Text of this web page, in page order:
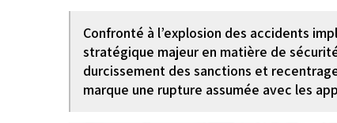
Confronté à l’explosion des accidents
stratégique majeur en matière de
durcissement des sanctions et
marque une rupture assumée avec les